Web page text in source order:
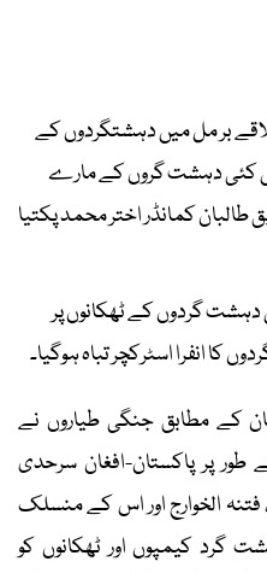
بر مل میں دہشتگردوں کے
کئی دہشت گروں کے مارے
کمانڈر اختر محمد پکتیا
گردوں کے ٹھکانوں پر
انفرا اسٹرکچر تباہ ہوگیا۔
کے مطابق جنگی طیاروں نے
پر پاکستان-افغان سرحدی
الخوارج اور اس کے منسلک
گرد کیمپوں اور ٹھکانوں کو